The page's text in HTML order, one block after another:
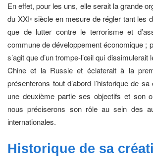
En effet, pour les uns, elle serait la grande
du XXIesiècle en mesure de régler tant les
que de lutter contre le terrorisme et
commune de développement économique ;
s’agit que d’un trompe-l’œil qui dissimulerait
Chine et la Russie et éclaterait à la
présenterons tout d’abord l’historique de
une deuxième partie ses objectifs et son
nous préciserons son rôle au sein des
internationales.
Historique de sa